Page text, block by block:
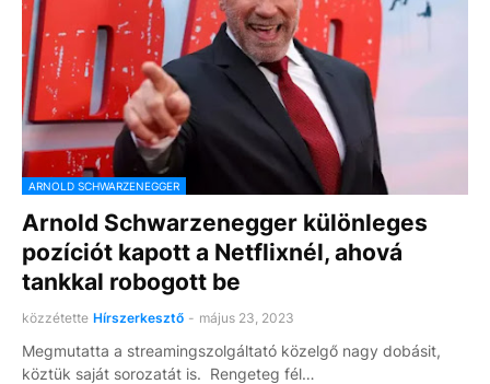
ARNOLD SCHWARZENEGGER
Arnold Schwarzenegger különleges
pozíciót kapott a Netflixnél, ahová
tankkal robogott be
közzétette Hírszerkesztő - május 23, 2023
Megmutatta a streamingszolgáltató közelgő nagy dobásit,
köztük saját sorozatát is. Rengeteg fél…